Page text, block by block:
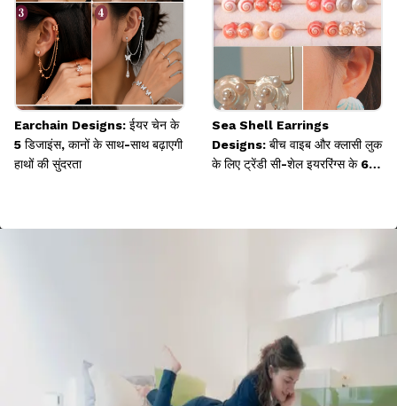
Earchain Designs: ईयर चेन के
5 डिजाइंस, कानों के साथ-साथ बढ़ाएगी
हाथों की सुंदरता
Sea Shell Earrings
Designs: बीच वाइब और क्लासी लुक
के लिए ट्रेंडी सी-शेल इयररिंग्स के 6